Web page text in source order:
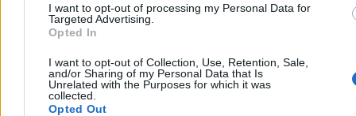
I want to opt-out of processing my Personal Data for
Targeted Advertising.
Opted In
I want to opt-out of Collection, Use, Retention, Sale,
and/or Sharing of my Personal Data that Is
Unrelated with the Purposes for which it was
collected.
Opted Out
Wczoraj 16:57
Zdrowie